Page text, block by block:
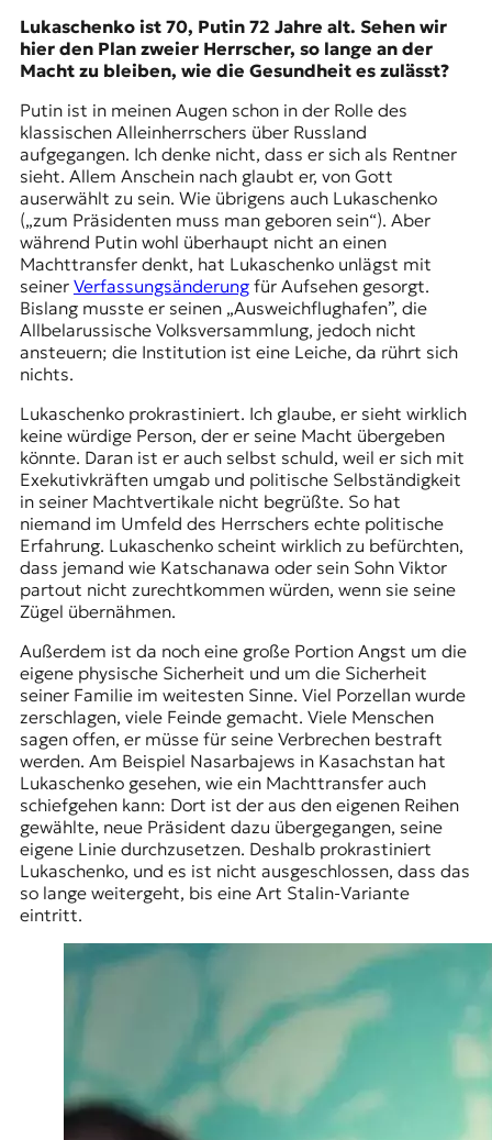
Lukaschenko ist 70, Putin 72 Jahre alt. Sehen wir
hier den Plan zweier Herrscher, so lange an der
Macht zu bleiben, wie die Gesundheit es zulässt?
Putin ist in meinen Augen schon in der Rolle des
klassischen Alleinherrschers über Russland
aufgegangen. Ich denke nicht, dass er sich als Rentner
sieht. Allem Anschein nach glaubt er, von Gott
auserwählt zu sein. Wie übrigens auch Lukaschenko
(„zum Präsidenten muss man geboren sein“). Aber
während Putin wohl überhaupt nicht an einen
Machttransfer denkt, hat Lukaschenko unlägst mit
seiner Verfassungsänderungfür Aufsehen gesorgt.
Bislang musste er seinen „Ausweichflughafen”, die
Allbelarussische Volksversammlung, jedoch nicht
ansteuern; die Institution ist eine Leiche, da rührt sich
nichts.
Lukaschenko prokrastiniert. Ich glaube, er sieht wirklich
keine würdige Person, der er seine Macht übergeben
könnte. Daran ist er auch selbst schuld, weil er sich mit
Exekutivkräften umgab und politische Selbständigkeit
in seiner Machtvertikale nicht begrüßte. So hat
niemand im Umfeld des Herrschers echte politische
Erfahrung. Lukaschenko scheint wirklich zu befürchten,
dass jemand wie Katschanawa oder sein Sohn Viktor
partout nicht zurechtkommen würden, wenn sie seine
Zügel übernähmen.
Außerdem ist da noch eine große Portion Angst um die
eigene physische Sicherheit und um die Sicherheit
seiner Familie im weitesten Sinne. Viel Porzellan wurde
zerschlagen, viele Feinde gemacht. Viele Menschen
sagen offen, er müsse für seine Verbrechen bestraft
werden. Am Beispiel Nasarbajews in Kasachstan hat
Lukaschenko gesehen, wie ein Machttransfer auch
schiefgehen kann: Dort ist der aus den eigenen Reihen
gewählte, neue Präsident dazu übergegangen, seine
eigene Linie durchzusetzen. Deshalb prokrastiniert
Lukaschenko, und es ist nicht ausgeschlossen, dass das
so lange weitergeht, bis eine Art Stalin-Variante
eintritt.